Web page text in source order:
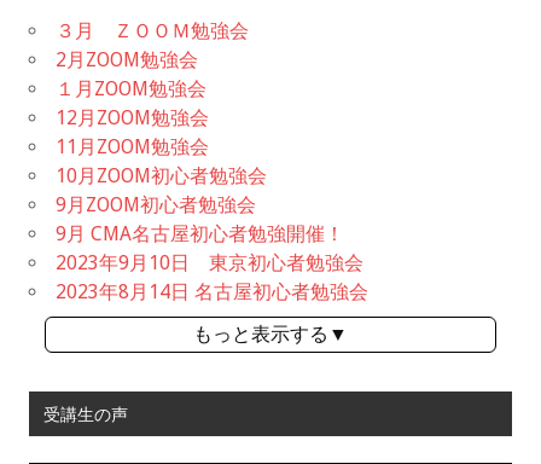
３月 ＺＯＯＭ勉強会
2月ZOOM勉強会
１月ZOOM勉強会
12月ZOOM勉強会
11月ZOOM勉強会
10月ZOOM初心者勉強会
9月ZOOM初心者勉強会
9月 CMA名古屋初心者勉強開催！
2023年9月10日 東京初心者勉強会
2023年8月14日 名古屋初心者勉強会
もっと表示する▼
受講生の声